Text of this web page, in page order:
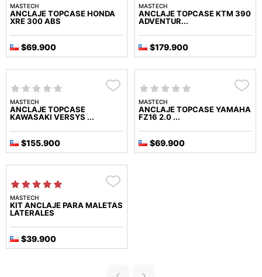
MASTECH
ANCLAJE TOPCASE HONDA
XRE 300 ABS
$69.900
MASTECH
ANCLAJE TOPCASE KTM 390
ADVENTUR...
$179.900
MASTECH
ANCLAJE TOPCASE
KAWASAKI VERSYS ...
$155.900
MASTECH
ANCLAJE TOPCASE YAMAHA
FZ16 2.0 ...
$69.900
MASTECH
KIT ANCLAJE PARA MALETAS
LATERALES
$39.900